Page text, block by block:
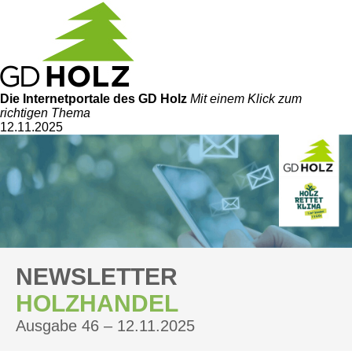
Die Internetportale des GD Holz Mit einem Klick zum
richtigen Thema
12.11.2025
NEWSLETTER
HOLZHANDEL
Ausgabe 46 – 12.11.2025